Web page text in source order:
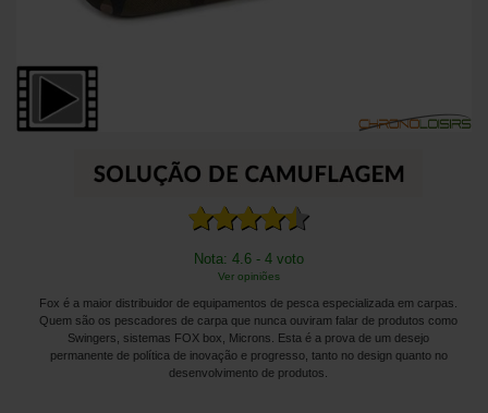
Nota: 4.6 - 4 voto
Ver opiniões
Fox é a maior distribuidor de equipamentos de pesca especializada em carpas.
Quem são os pescadores de carpa que nunca ouviram falar de produtos como
Swingers, sistemas FOX box, Microns. Esta é a prova de um desejo
permanente de política de inovação e progresso, tanto no design quanto no
desenvolvimento de produtos.